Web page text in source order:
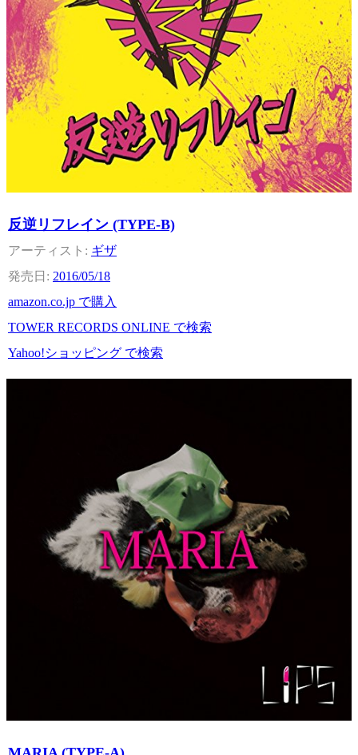
反逆リフレイン (TYPE-B)
ギザ
2016/05/18
amazon.co.jp で購入
TOWER RECORDS ONLINE で検索
Yahoo!ショッピング で検索